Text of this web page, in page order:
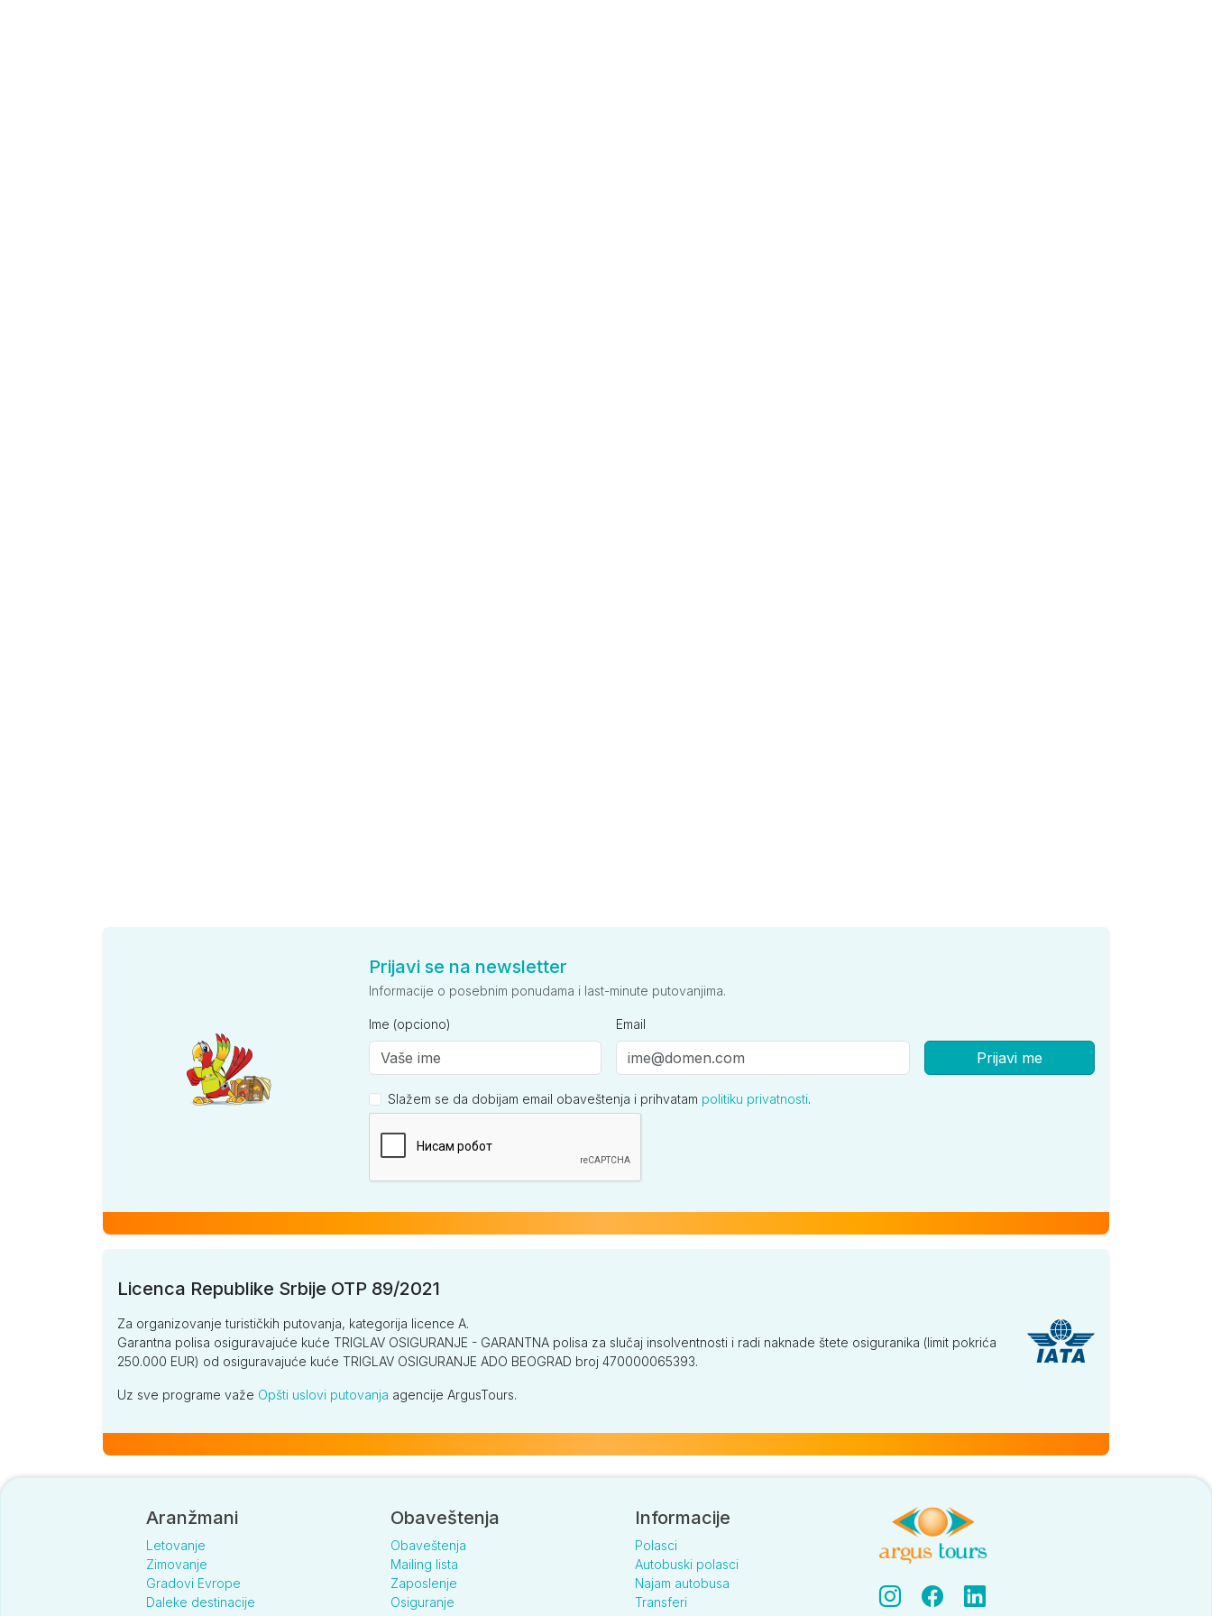
Prijavi se na newsletter
Informacije o posebnim ponudama i last-minute putovanjima.
Ime (opciono) Email
Prijavi me
Slažem se da dobijam email obaveštenja i prihvatam politiku privatnosti.
Licenca Republike Srbije OTP 89/2021
Za organizovanje turističkih putovanja, kategorija licence A.
Garantna polisa osiguravajuće kuće TRIGLAV OSIGURANJE - GARANTNA polisa za slučaj insolventnosti i radi naknade štete osiguranika (limit pokrića
250.000 EUR) od osiguravajuće kuće TRIGLAV OSIGURANJE ADO BEOGRAD broj 470000065393.
Uz sve programe važe Opšti uslovi putovanja agencije ArgusTours.
Aranžmani
Letovanje
Zimovanje
Gradovi Evrope
Daleke destinacije
Obaveštenja
Obaveštenja
Mailing lista
Zaposlenje
Osiguranje
Informacije
Polasci
Autobuski polasci
Najam autobusa
Transferi